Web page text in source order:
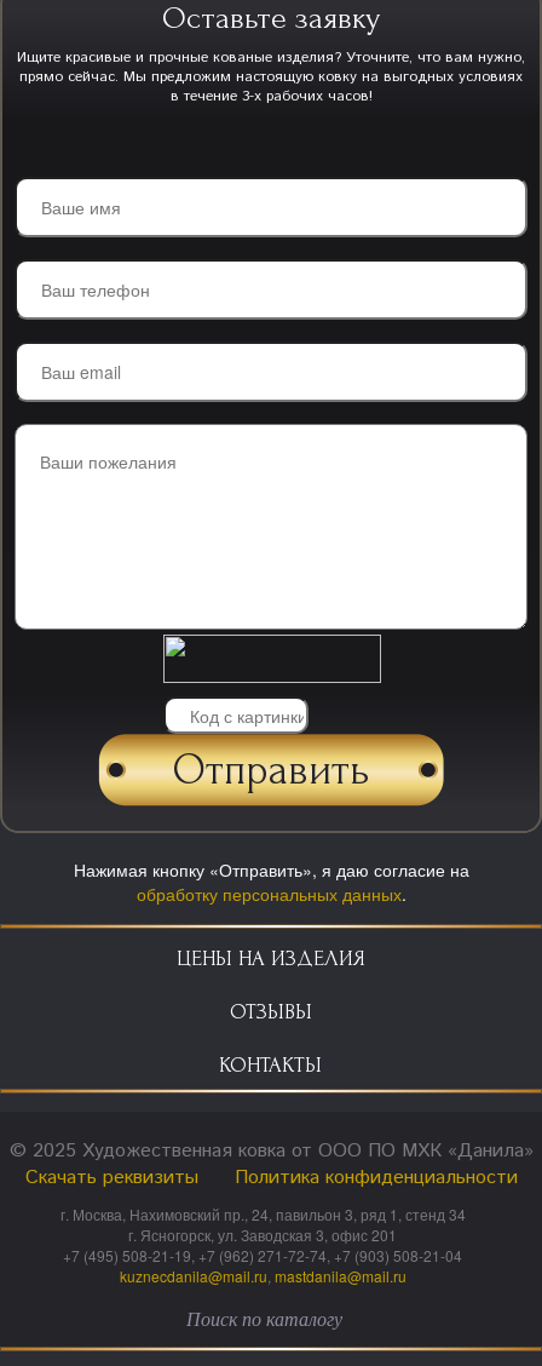
Оставьте заявку
Ищите красивые и прочные кованые изделия? Уточните, что вам нужно,
прямо сейчас. Мы предложим настоящую ковку на выгодных условиях
в течение 3-х рабочих часов!
Нажимая кнопку «Отправить», я даю согласие на
обработку персональных данных.
ЦЕНЫ НА ИЗДЕЛИЯ
ОТЗЫВЫ
КОНТАКТЫ
© 2025 Художественная ковка от ООО ПО МХК «Данила»
Скачать реквизиты
Политика конфиденциальности
г. Москва, Нахимовский пр., 24, павильон 3, ряд 1, стенд 34
г. Ясногорск, ул. Заводская 3, офис 201
+7 (495) 508-21-19, +7 (962) 271-72-74, +7 (903) 508-21-04
kuznecdanila@mail.ru mastdanila@mail.ru